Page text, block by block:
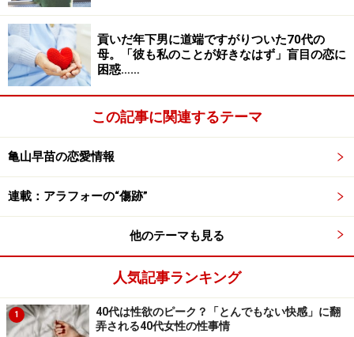
チエさんは、子どもをひとりしか産めなかった。ふたり
めも授かったのだが流産してしまい、その後はできなか
ったのだ。
「30代のころは夫の実家に行くたびに、『ひとりしか産
まないなんて、どういう神経してるんだろうね』と義母
が親戚に言い、親戚が『東京の人はそういう考え方なん
だろ』と突き放すように言うのが毎回お約束みたいにな
っていましたね。流産した悲しみなんて想像もできなか
ったんでしょう。一昨年の暮れもそんな話題が出たの
で、『私、もう40歳になったので産みません。そもそも
に言わないでください』ととうとうブチ切れてしまっ
た」
貢いだ年下男に道端ですがりついた70代の
母。「彼も私のことが好きなはず」盲目の恋に
困惑……
この記事に関連するテーマ
亀山早苗の恋愛情報
連載：アラフォーの“傷跡”
他のテーマも見る
人気記事ランキング
1
40代は性欲のピーク？「とんでもない快感」に翻
弄される40代女性の性事情